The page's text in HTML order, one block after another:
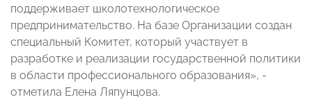
поддерживает школотехнологическое
предпринимательство. На базе Организации создан
специальный Комитет, который участвует в
разработке и реализации государственной политики
в области профессионального образования», -
отметила Елена Ляпунцова.